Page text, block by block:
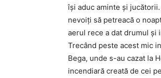
îşi aduc aminte şi
nevoiţi să petreacă o
aerul rece a dat drumul şi
Trecând peste acest mic
Bega, unde s-au cazat la
incendiară creată de cei